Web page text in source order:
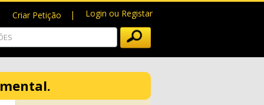
Criar Petição Login ou Registar